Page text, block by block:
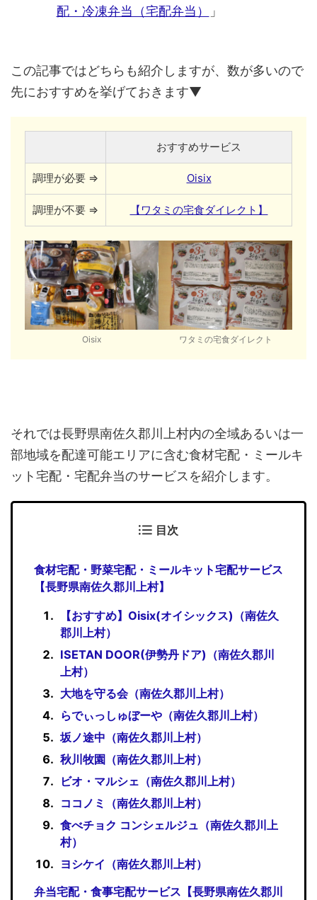
配・冷凍弁当（宅配弁当）
」
この記事ではどちらも紹介しますが、数が多いので
先におすすめを挙げておきます▼
おすすめサービス
調理が必要 ⇒ Oisix
調理が不要 ⇒ 【ワタミの宅食ダイレクト】
Oisix ワタミの宅食ダイレクト
それでは長野県南佐久郡川上村内の全域あるいは一
部地域を配達可能エリアに含む食材宅配・ミールキ
ット宅配・宅配弁当のサービスを紹介します。
目次
食材宅配・野菜宅配・ミールキット宅配サービス
【長野県南佐久郡川上村】
【おすすめ】Oisix(オイシックス)（南佐久
郡川上村）
ISETAN DOOR(伊勢丹ドア)（南佐久郡川
上村）
大地を守る会（南佐久郡川上村）
らでぃっしゅぼーや（南佐久郡川上村）
坂ノ途中（南佐久郡川上村）
秋川牧園（南佐久郡川上村）
ビオ・マルシェ（南佐久郡川上村）
ココノミ（南佐久郡川上村）
食べチョク コンシェルジュ（南佐久郡川上
村）
ヨシケイ（南佐久郡川上村）
弁当宅配・食事宅配サービス【長野県南佐久郡川